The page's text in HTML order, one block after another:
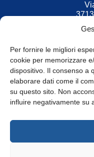
Per fornire le migliori
cookie per memorizzare
dispositivo. Il consenso a
elaborare dati come il
su questo sito. Non
influire negativamente su
©